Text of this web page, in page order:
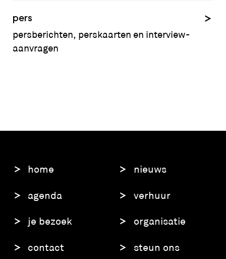
pers
persberichten, perskaarten en interview-
aanvragen
home
agenda
je bezoek
contact
nieuws
verhuur
organisatie
steun ons